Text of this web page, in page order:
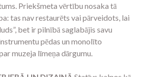
Priekšmeta vērtību nosaka tā
tas nav restaurēts vai pārveidots, lai
bet ir pilnībā saglabājis savu
pēdas un monolīto
muzeja līmeņa dārgumu.